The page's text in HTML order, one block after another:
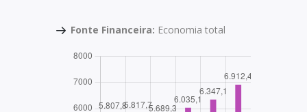
Fonte Financeira: Economia total